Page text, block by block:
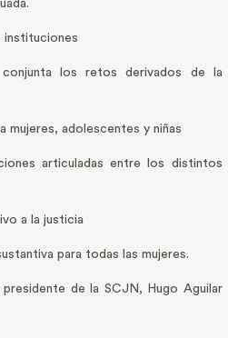
instituciones
conjunta los retos derivados de la
mujeres, adolescentes y niñas
articuladas entre los distintos
a la justicia
para todas las mujeres.
de la SCJN, Hugo Aguilar